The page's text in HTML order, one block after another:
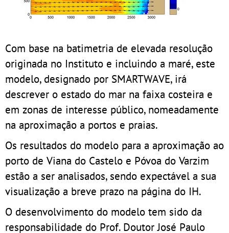
Com base na batimetria de elevada resolução
originada no Instituto e incluindo a maré, este
modelo, designado por SMARTWAVE, irá
descrever o estado do mar na faixa costeira e
em zonas de interesse público, nomeadamente
na aproximação a portos e praias.
Os resultados do modelo para a aproximação ao
porto de Viana do Castelo e Póvoa do Varzim
estão a ser analisados, sendo expectável a sua
visualização a breve prazo na página do IH.
O desenvolvimento do modelo tem sido da
responsabilidade do Prof. Doutor José Paulo